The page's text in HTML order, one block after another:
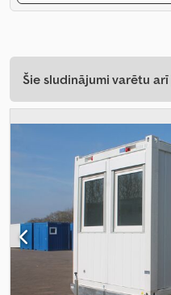
Šie sludinājumi varētu